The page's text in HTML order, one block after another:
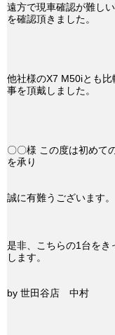
遠方で現車確認が難し
を確認頂きました。
他社様のX7 M50iとも
事を頂戴しました。
〇〇様 この度は初めて
を承り
誠に有難うございます。
是非、こちらの1台をき
します。
by 世田谷店 中村